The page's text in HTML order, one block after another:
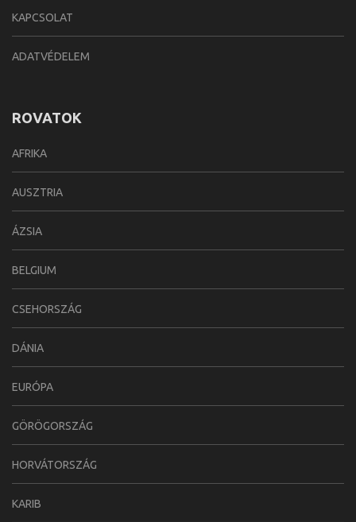
KAPCSOLAT
ADATVÉDELEM
ROVATOK
AFRIKA
AUSZTRIA
ÁZSIA
BELGIUM
CSEHORSZÁG
DÁNIA
EURÓPA
GÖRÖGORSZÁG
HORVÁTORSZÁG
KARIB